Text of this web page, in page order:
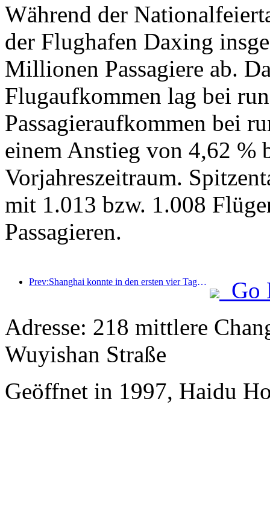
Während der
der Flughafen Daxing
Millionen Passagiere ab.
Flugaufkommen lag bei
Passagieraufkommen bei
einem Anstieg von 4,62 %
Vorjahreszeitraum.
mit 1.013 bzw. 1.008
Passagieren.
Prev:Shanghai konnte in den ersten vier Tagen des Mittherbstfestes und der Nationalfeiertage über 15,11 Millionen Besucher begrüßen, was einem Anstieg von über 20 % im Vergleich zum Vorjahr entspricht.
Go
Adresse: 218 mittlere
Wuyishan Straße
Geöffnet in 1997, Haidu